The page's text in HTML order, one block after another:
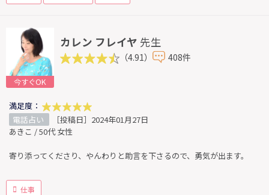
今すぐOK
カレン フレイヤ 先生
（4.91） 408件
満足度：
電話占い
［投稿日］2024年01月27日
あきこ / 50代 女性
寄り添ってくださり、やんわりと助言を下さるので、勇気が出ます。
仕事